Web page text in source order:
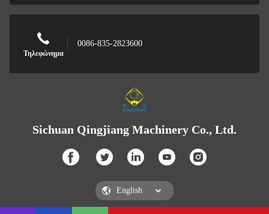
Τηλεφώνημα
0086-835-2823600
Sichuan Qingjiang Machinery Co., Ltd.